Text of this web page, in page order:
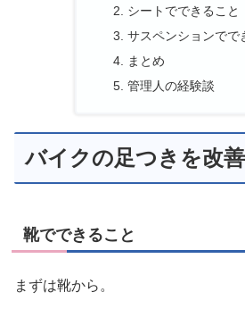
シートでできること
サスペンションでで
まとめ
管理人の経験談
バイクの足つきを改
靴でできること
まずは靴から。